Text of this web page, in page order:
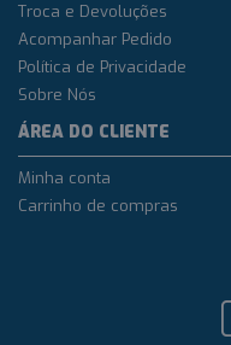
Troca e Devoluções
Acompanhar Pedido
Política de Privacidade
Sobre Nós
ÁREA DO CLIENTE
Minha conta
Carrinho de compras